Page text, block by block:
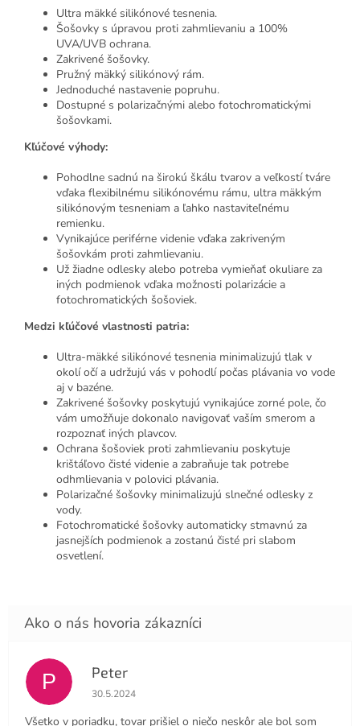
Ultra mäkké silikónové tesnenia.
Šošovky s úpravou proti zahmlievaniu a 100%
UVA/UVB ochrana.
Zakrivené šošovky.
Pružný mäkký silikónový rám.
Jednoduché nastavenie popruhu.
Dostupné s polarizačnými alebo fotochromatickými
šošovkami.
Kľúčové výhody:
Pohodlne sadnú na širokú škálu tvarov a veľkostí tváre
vďaka flexibilnému silikónovému rámu, ultra mäkkým
silikónovým tesneniam a ľahko nastaviteľnému
remienku.
Vynikajúce periférne videnie vďaka zakriveným
šošovkám proti zahmlievaniu.
Už žiadne odlesky alebo potreba vymieňať okuliare za
iných podmienok vďaka možnosti polarizácie a
fotochromatických šošoviek.
Medzi kľúčové vlastnosti patria:
Ultra-mäkké silikónové tesnenia minimalizujú tlak v
okolí očí a udržujú vás v pohodlí počas plávania vo vode
aj v bazéne.
Zakrivené šošovky poskytujú vynikajúce zorné pole, čo
vám umožňuje dokonalo navigovať vaším smerom a
rozpoznať iných plavcov.
Ochrana šošoviek proti zahmlievaniu poskytuje
krištáľovo čisté videnie a zabraňuje tak potrebe
odhmlievania v polovici plávania.
Polarizačné šošovky minimalizujú slnečné odlesky z
vody.
Fotochromatické šošovky automaticky stmavnú za
jasnejších podmienok a zostanú čisté pri slabom
osvetlení.
P Peter
Hodnotenie obchodu je 4 z 5 hviezdičiek.
30.5.2024
Všetko v poriadku, tovar prišiel o niečo neskôr ale bol som